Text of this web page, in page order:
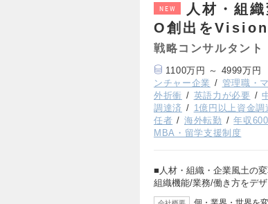
NEW
人材・組
O創出をVision
戦略コンサルタント
1100万円 ～ 4999万円
ンチャー企業
管理職・
外折衝
英語力が必要
調達済
1億円以上資金調
任者
海外転勤 年収
MBA・留学支援制度
■人材・組織・企業風土の
組織機能/業務/働き方をデ